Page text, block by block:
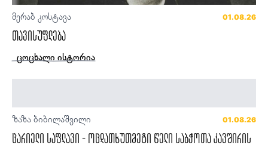
მერაბ კოსტავა 01.08.26
თავისუფლება
ცოცხალი ისტორია
ზაზა ბიბილაშვილი 01.08.26
ცარიელი საფლავი - ოცდათხუთმეტი წელი საბჭოთა კავშირის